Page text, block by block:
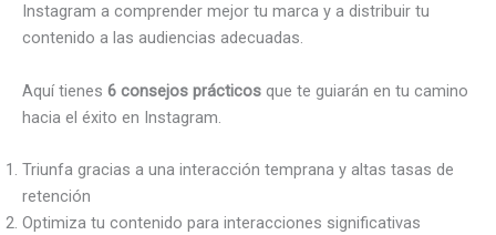
Instagram a comprender mejor tu marca y a distribuir tu
contenido a las audiencias adecuadas.
Aquí tienes 6 consejos prácticos que te guiarán en tu camino
hacia el éxito en Instagram.
Triunfa gracias a una interacción temprana y altas tasas de
retención
Optimiza tu contenido para interacciones significativas